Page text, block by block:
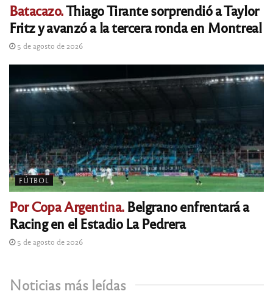
Batacazo.Thiago Tirante sorprendió a Taylor
Fritz y avanzó a la tercera ronda en Montreal
5 de agosto de 2026
FÚTBOL
Por Copa Argentina.Belgrano enfrentará a
Racing en el Estadio La Pedrera
5 de agosto de 2026
Noticias más leídas